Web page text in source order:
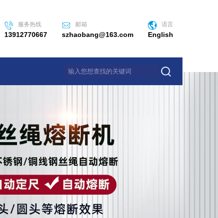
服务热线
13912770667
邮箱
szhaobang@163.com
语言
English